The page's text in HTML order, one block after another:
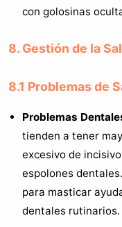
con golosinas
8. Gestión de la
8.1 Problemas de
Problemas
tienden a tener
excesivo de
espolones
para masticar
dentales rutinarios.